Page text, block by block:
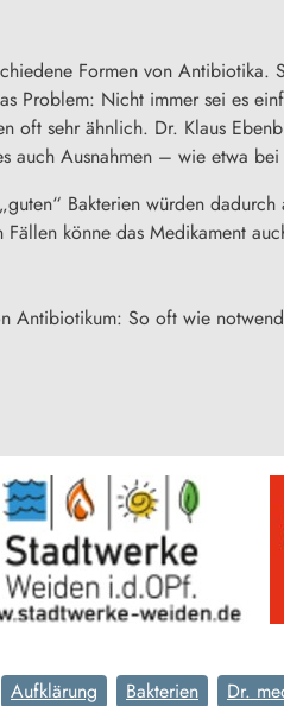
Formen von Antibiotika.
Problem: Nicht immer sei es
oft sehr ähnlich. Dr. Klaus
Ausnahmen – wie etwa
Bakterien würden
könne das Medikament
Antibiotikum: So oft wie
Aufklärung Bakterien Dr.